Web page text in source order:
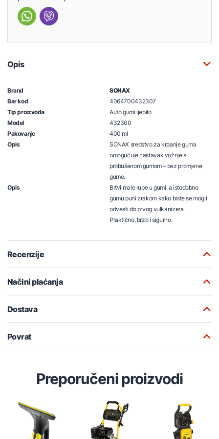
Opis
Brand
SONAX
Bar kod
4064700432307
Tip proizvoda
Auto gumi ljepilo
Model
432300
Pakovanje
400 ml
Opis
SONAX sredstvo za krpanje guma
omogućuje nastavak vožnje s
probušenom gumom – bez promjene
gume.
Opis
Brtvi male rupe u gumi, a istodobno
gumu puni zrakom kako biste se mogli
odvesti do prvog vulkanizera.
Praktično, brzo i sigurno.
Recenzije
Načini plaćanja
Dostava
Povrat
Preporučeni proizvodi